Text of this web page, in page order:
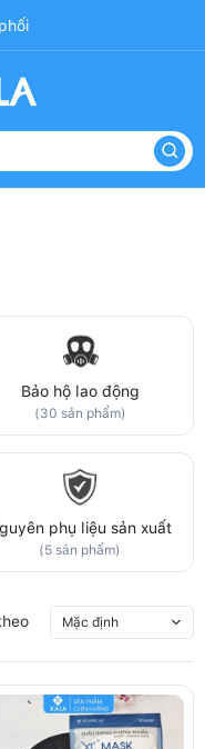
Bảo hộ lao động
(30 sản phẩm)
phụ liệu sản xuất
(5 sản phẩm)
Mặc định